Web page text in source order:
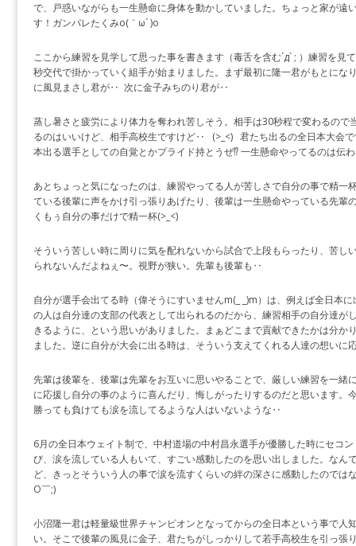
で、戸惑いながらも一生懸命に身体を動かしていました。ちょっと家が遠
す！ガンバレたくみo(｀ω´ )o
ここから練習を見学して思った事を書きます（毒舌を含む´д` ; ）練習を見
秒交代で掛かっていく組手が始まりました。まず最初に隆一君がもとにな
に風見まさし君が‥ 次に金子みちのり君が‥
蒸し暑さと疲労により体力を奪われ苦しそう。相手は30秒程で変わるので
るのはいいけど、相手高校生ですけど‥ (>_<) 君たち出るの全日本大会
本出る選手としての自覚とかプライド持とうぜ⁉ 一生懸命やってるのは伝
あとちょっと気になったのは、練習やってる人が苦しさで自分の事で精一
ている後輩に声をかけ引っ張りあげたり、後輩は一生懸命やっている先
くもぅ自分の事だけで精一杯(>_<)
そういう苦しい時に周りに気を配れないから試合で上段もらったり、苦し
られないんだよねぇ〜。視野が狭い。先輩も後輩も‥
自分が選手会出てる時（偉そうにすいませんm(_ _)m）は、例えば全日本
の人は自分達の支部の代表として出られるのだから、練習相手の自分達が
きるように、という思いがありました。まぁどこまで貢献できたかは分か
ました。逆に自分が大会に出る時は、そういう支えてくれる人達の想いに
先輩は後輩を、後輩は先輩をお互いに思いやることで、厳しい練習を一緒
に応援し自分の事のように喜んだり、悔しがったりするのだと思います。
勝っても負けても涙を流してるような人はいないような‥
6月の全日本ウェイト制で、中村道場の中村昌永選手が優勝した時にセコ
び、涙を流している人もいて、すごい感動したのを思い出しました。なん
ど、きっとそういう人の事で涙を流すくらいの絆の深さに感動したのでは
O￣;)
小沼隆一君は軽量級世界チャンピオンとなってからの全日本という事で人
い。そこで後輩の風見に金子、君たちがしっかりして若手高校生を引っ張